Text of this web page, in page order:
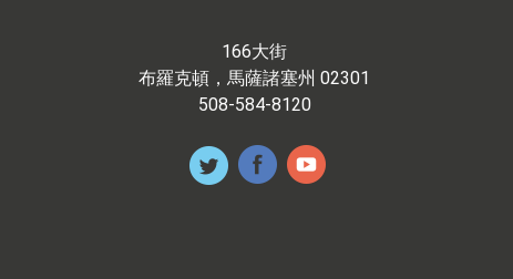
166大街
布羅克頓，馬薩諸塞州 02301
508-584-8120